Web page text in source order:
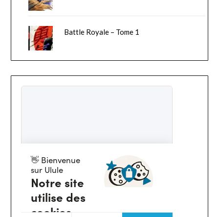
Battle Royale – Tome 1